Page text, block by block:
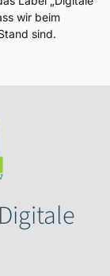
wir beim
sind.